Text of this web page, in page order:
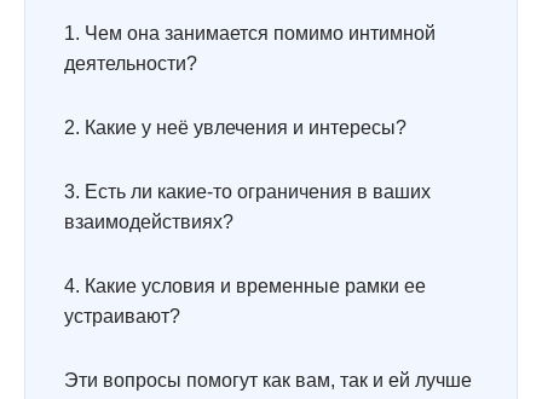
1. Чем она занимается помимо интимной
деятельности?
2. Какие у неё увлечения и интересы?
3. Есть ли какие-то ограничения в ваших
взаимодействиях?
4. Какие условия и временные рамки ее
устраивают?
Эти вопросы помогут как вам, так и ей лучше